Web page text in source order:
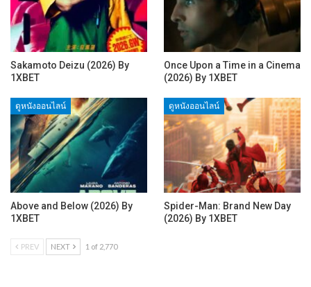
Sakamoto Deizu (2026) By
1XBET
Once Upon a Time in a Cinema
(2026) By 1XBET
ดูหนังออนไลน์
Above and Below (2026) By
1XBET
ดูหนังออนไลน์
Spider-Man: Brand New Day
(2026) By 1XBET
PREV NEXT 1 of 2,770